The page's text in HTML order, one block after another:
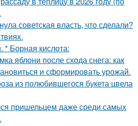
советская власть, что сделали?
Борная кислота:
яблони после схода снега: как
и сформировать урожай.
из полюбившегося букета цвела
пришельцем даже среди самых